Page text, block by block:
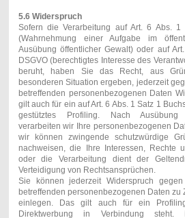
5.6 Widerspruch
Sofern die Verarbeitung auf Art. 6 Abs. 1
(Wahrnehmung einer Aufgabe im
Ausübung öffentlicher Gewalt) oder auf
DSGVO (berechtigtes Interesse des
beruht, haben Sie das Recht, aus
besonderen Situation ergeben, jederzeit
betreffenden personenbezogenen Daten
gilt auch für ein auf Art. 6 Abs. 1 Satz 1
gestütztes Profiling. Nach Ausübung
verarbeiten wir Ihre personenbezogenen
wir können zwingende schutzwürdige
nachweisen, die Ihre Interessen, Rechte
oder die Verarbeitung dient der
Verteidigung von Rechtsansprüchen.
Sie können jederzeit Widerspruch
betreffenden personenbezogenen Daten zu
einlegen. Das gilt auch für ein
Direktwerbung in Verbindung steht.